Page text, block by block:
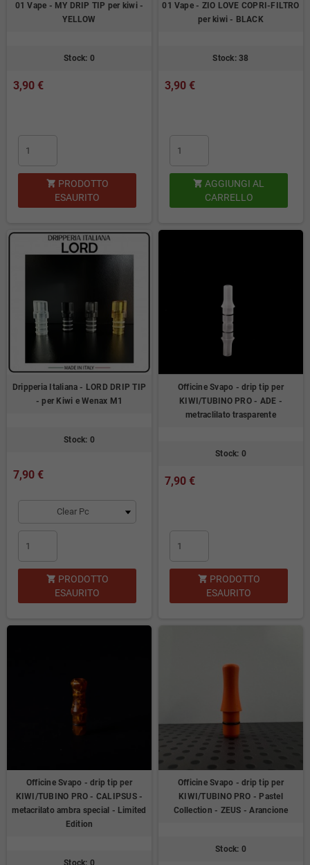
01 Vape - MY DRIP TIP per kiwi -
YELLOW
Stock: 0
3,90 €
 PRODOTTO
ESAURITO
01 Vape - ZIO LOVE COPRI-FILTRO
per kiwi - BLACK
Stock: 38
3,90 €
 AGGIUNGI AL
CARRELLO
Dripperia Italiana - LORD DRIP TIP
- per Kiwi e Wenax M1
Stock: 0
7,90 €
 PRODOTTO
ESAURITO
Officine Svapo - drip tip per
KIWI/TUBINO PRO - ADE -
metraclilato trasparente
Stock: 0
7,90 €
 PRODOTTO
ESAURITO
Officine Svapo - drip tip per
KIWI/TUBINO PRO - CALIPSUS -
metacrilato ambra special - Limited
Edition
Stock: 0
Officine Svapo - drip tip per
KIWI/TUBINO PRO - Pastel
Collection - ZEUS - Arancione
Stock: 0